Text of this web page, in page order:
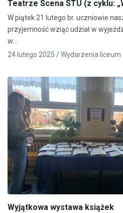
Teatrze Scena STU (z cyklu:
W piątek 21 lutego br. uczniowie
przyjemność wziąć udział w
w…
24 lutego 2025 /Wydarzenia liceum
Wyjątkowa wystawa książek